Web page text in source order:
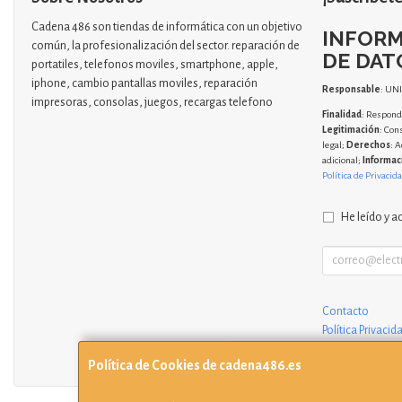
Política de Cookies de cadena486.es
Cadena 486 son tiendas de informática con un objetivo
común, la profesionalización del sector. reparación de
portatiles, telefonos moviles, smartphone, apple,
iphone, cambio pantallas moviles, reparación
impresoras, consolas, juegos, recargas telefono
DE
Responsable:
Finalidad:
Legitimación:
legal; Derechos:
adicional;
Política de
He leído y
Contacto
Política